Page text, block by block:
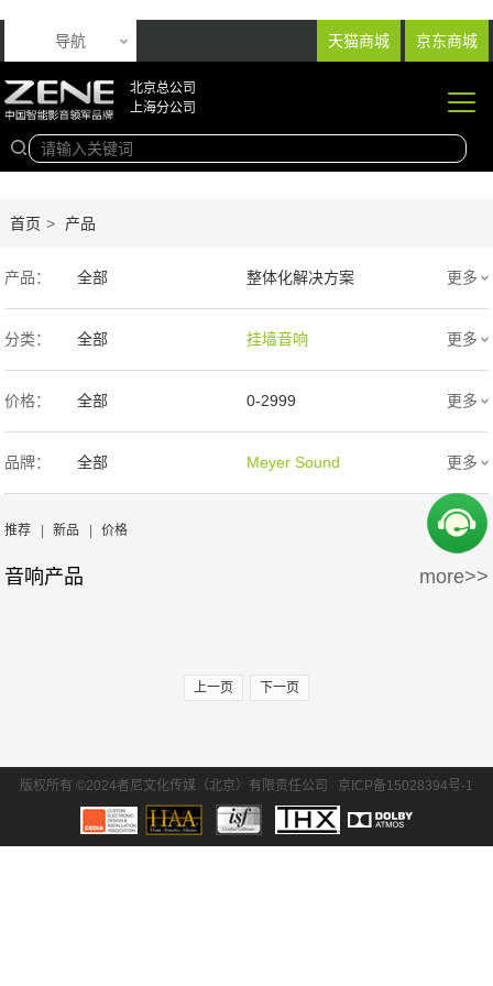
天猫商城 京东商城
导航
北京总公司
上海分公司
首页 > 产品
产品： 全部 整体化解决方案
音响产品 投影产品
专业扩声音箱 幕布产品
声学产品 智能产品
周边产品
更多
分类： 全部 挂墙音响
入墙音响 低音炮
更多
价格： 全部 0-2999
3000-9999 1万-5万
5万-15万
30万-50万
更多
品牌： 全部 Meyer Sound
Wisdom
waterfall/飞瀑
更多
推荐 | 新品 | 价格
音响产品 more>>
上一页 下一页
版权所有 ©2024者尼文化传媒（北京）有限责任公司 京ICP备15028394号-1